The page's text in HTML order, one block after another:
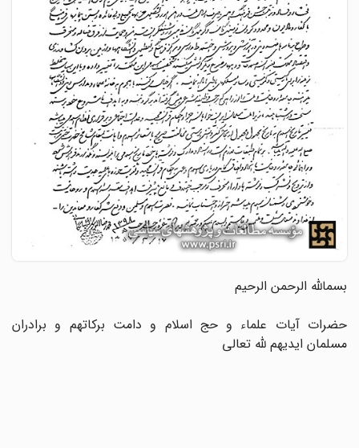
بسم‏اللّه‏ الرحمن الرحیم
حضرات آیات علماء و حج اسلام و دامت برکاتهم و برادران
مسلمان ایدیهم لله تعالى